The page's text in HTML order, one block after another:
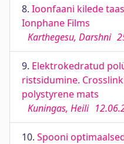
8. Ioonfaani kilede
Ionphane Films
Karthegesu, Darshni
9. Elektrokedratud
ristsidumine.
polystyrene mats
Kuningas, Heili
10. Spooni